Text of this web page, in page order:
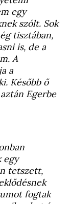
egy
szólt. Sok
tisztában,
is, de a
A
a
Később ő
Egerbe
egy
tetszett,
fogtak